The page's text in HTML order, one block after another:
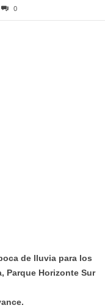
0
de lluvia para los
Parque Horizonte Sur